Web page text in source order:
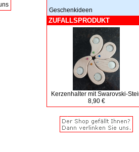
Geschenkideen
ZUFALLSPRODUKT
Kerzenhalter mit Swarovski-
8,90 €